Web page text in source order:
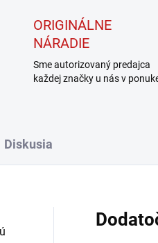
ORIGINÁLNE
NÁRADIE
Sme autorizovaný predajca
každej značky u nás v
Diskusia